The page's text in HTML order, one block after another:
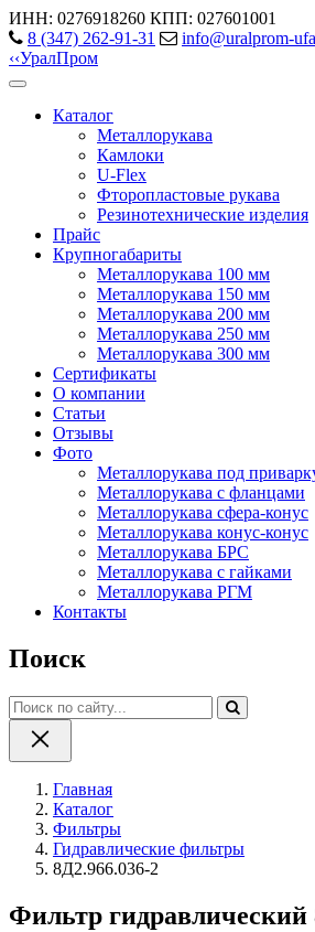
ИНН: 0276918260 КПП: 027601001
8 (347) 262‑91‑31
info@uralprom-
‹‹УралПром
Каталог
Металлорукава
Камлоки
U-Flex
Фторопластовые рукава
Резинотехнические изделия
Прайс
Крупногабариты
Металлорукава 100 мм
Металлорукава 150 мм
Металлорукава 200 мм
Металлорукава 250 мм
Металлорукава 300 мм
Сертификаты
О компании
Статьи
Отзывы
Фото
Металлорукава под
Металлорукава с фланцами
Металлорукава сфера-конус
Металлорукава конус-конус
Металлорукава БРС
Металлорукава с гайками
Металлорукава РГМ
Контакты
Поиск
Главная
Каталог
Фильтры
Гидравлические фильтры
8Д2.966.036-2
Фильтр гидравлический